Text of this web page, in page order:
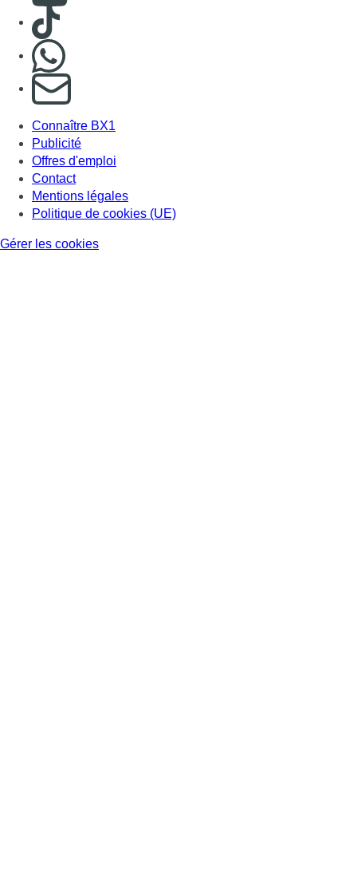
Consulter TikTok
S'abonner à notre newsletter
Connaître BX1
Publicité
Offres d'emploi
Contact
Mentions légales
Politique de cookies (UE)
Gérer les cookies